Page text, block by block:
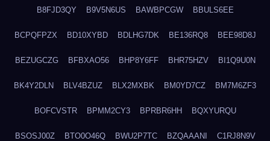
B8FJD3QY B9V5N6US BAWBPCGW BBULS6EE
BCPQFPZX BD10XYBD BDLHG7DK BE136RQ8 BEE98D8J
BEZUGCZG BFBXAO56 BHP8Y6FF BHR75HZV BI1Q9U0N
BK4Y2DLN BLV4BZUZ BLX2MXBK BM0YD7CZ BM7M6ZF3
BOFCVSTR BPMM2CY3 BPRBR6HH BQXYURQU
BSOSJ00Z BTO0O46Q BWU2P7TC BZQAAANI C1RJ8N9V